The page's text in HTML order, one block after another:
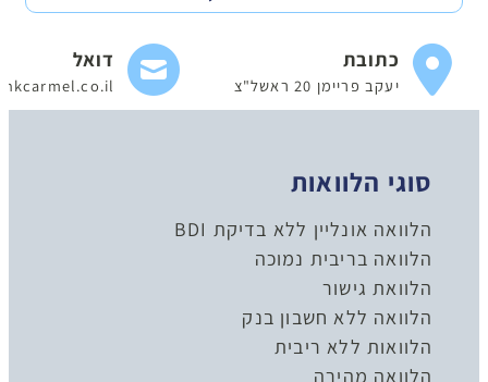
כתובת
יעקב פריימן 20 ראשל"צ
דואל
סוגי הלוואות
הלוואה אונליין ללא בדיקת BDI
הלוואה בריבית נמוכה
הלוואת גישור
הלוואה ללא חשבון בנק
הלוואות ללא ריבית
הלוואה מהירה